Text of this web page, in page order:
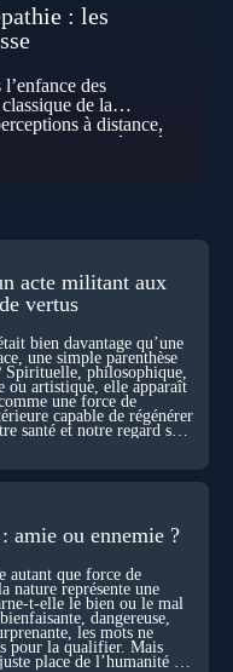
: les
des
de la
à distance,
ces phénomènes
l’espace, le temps… et
vérifiées,
consciences
et toujours, cette
vaste que lui-même
de la conscience ?
d’explorer ces
acte militant aux
vertus
bien davantage qu’une
une simple parenthèse
Spirituelle, philosophique,
ou artistique, elle apparaît
une force de
capable de régénérer
santé et notre regard sur
amie ou ennemie ?
autant que force de
nature représente une
t-elle le bien ou le mal
dangereuse,
les mots ne
pour la qualifier. Mais
place de l’humanité au